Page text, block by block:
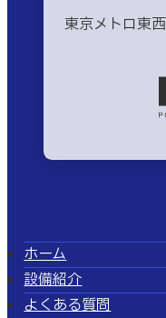
東京メトロ東
ホーム
設備紹介
よくある質問